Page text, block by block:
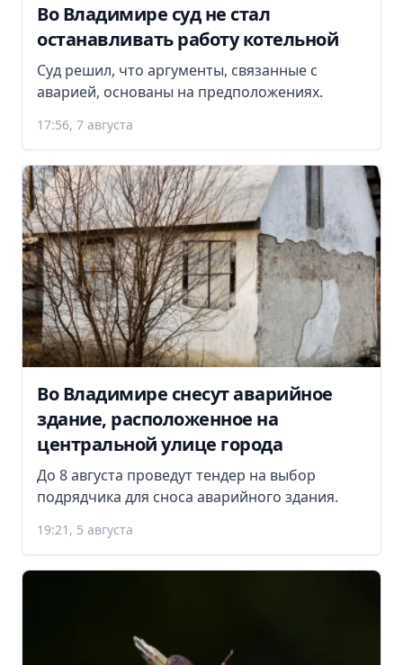
Во Владимире суд не стал
останавливать работу котельной
Суд решил, что аргументы, связанные с
аварией, основаны на предположениях.
17:56, 7 августа
Во Владимире снесут аварийное
здание, расположенное на
центральной улице города
До 8 августа проведут тендер на выбор
подрядчика для сноса аварийного здания.
19:21, 5 августа